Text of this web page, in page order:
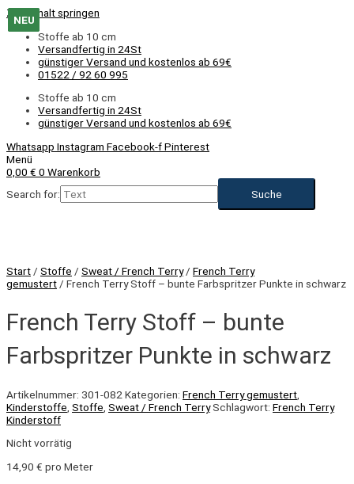
Zum Inhalt springen
Stoffe ab 10 cm
Versandfertig in 24St
günstiger Versand und kostenlos ab 69€
01522 / 92 60 995
Stoffe ab 10 cm
Versandfertig in 24St
günstiger Versand und kostenlos ab 69€
Whatsapp Instagram Facebook-fPinterest
Menü
0,00 € 0 Warenkorb
Search for:
Start / Stoffe / Sweat / French Terry/ French Terry
gemustert / French Terry Stoff – bunte Farbspritzer Punkte in schwarz
French Terry Stoff – bunte
Farbspritzer Punkte in schwarz
Artikelnummer: 301-082 Kategorien: French Terry gemustert
Kinderstoffe Stoffe Sweat / French TerrySchlagwort: French Terry
Kinderstoff
Nicht vorrätig
14,90 € pro Meter
NEU
NEU
NEU
NEU
NEU
NEU